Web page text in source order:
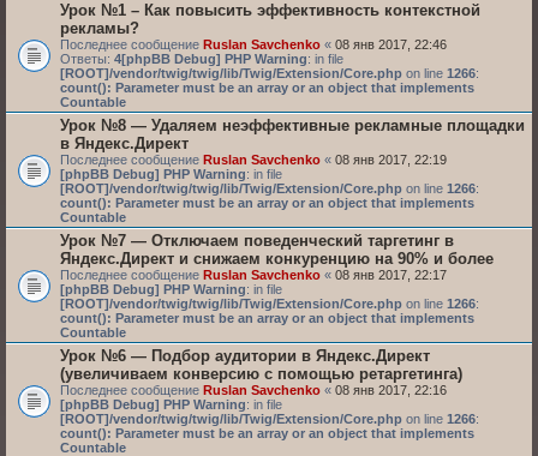
Урок №1 – Как повысить эффективность контекстной
рекламы?
Последнее сообщение Ruslan Savchenko « 08 янв 2017, 22:46
Ответы: 4[phpBB Debug] PHP Warning: in file
[ROOT]/vendor/twig/twig/lib/Twig/Extension/Core.php on line 1266:
count(): Parameter must be an array or an object that implements
Countable
Урок №8 — Удаляем неэффективные рекламные площадки
в Яндекс.Директ
Последнее сообщение Ruslan Savchenko « 08 янв 2017, 22:19
[phpBB Debug] PHP Warning: in file
[ROOT]/vendor/twig/twig/lib/Twig/Extension/Core.php on line 1266:
count(): Parameter must be an array or an object that implements
Countable
Урок №7 — Отключаем поведенческий таргетинг в
Яндекс.Директ и снижаем конкуренцию на 90% и более
Последнее сообщение Ruslan Savchenko « 08 янв 2017, 22:17
[phpBB Debug] PHP Warning: in file
[ROOT]/vendor/twig/twig/lib/Twig/Extension/Core.php on line 1266:
count(): Parameter must be an array or an object that implements
Countable
Урок №6 — Подбор аудитории в Яндекс.Директ
(увеличиваем конверсию с помощью ретаргетинга)
Последнее сообщение Ruslan Savchenko « 08 янв 2017, 22:16
[phpBB Debug] PHP Warning: in file
[ROOT]/vendor/twig/twig/lib/Twig/Extension/Core.php on line 1266:
count(): Parameter must be an array or an object that implements
Countable